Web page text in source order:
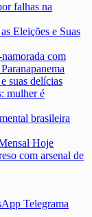
falhas na
Eleições e Suas
com
suas delícias
mulher é
brasileira
Hoje
com arsenal de
Telegrama